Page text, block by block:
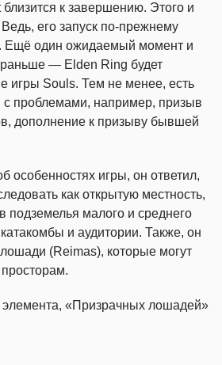
близится к завершению. Этого и
его запуск по-прежнему
Ещё один ожидаемый момент и
— Elden Ring будет
игры Souls. Тем не менее, есть
с проблемами, например, призыв
дополнение к призыву бывшей
особенностях игры, он ответил,
как открытую местность,
подземелья малого и среднего
и аудитории. Также, он
(Reimas), которые могут
элемента, «Призрачных лошадей»